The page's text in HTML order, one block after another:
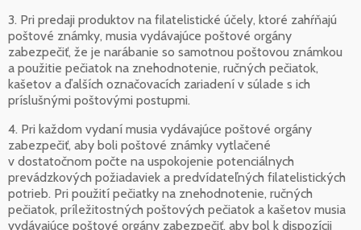
3. Pri predaji produktov na filatelistické účely, ktoré zahŕňajú
poštové známky, musia vydávajúce poštové orgány
zabezpečiť, že je narábanie so samotnou poštovou známkou
a použitie pečiatok na znehodnotenie, ručných pečiatok,
kašetov a ďalších označovacích zariadení v súlade s ich
príslušnými poštovými postupmi.
4. Pri každom vydaní musia vydávajúce poštové orgány
zabezpečiť, aby boli poštové známky vytlačené
v dostatočnom počte na uspokojenie potenciálnych
prevádzkových požiadaviek a predvídateľných filatelistických
potrieb. Pri použití pečiatky na znehodnotenie, ručných
pečiatok, príležitostných poštových pečiatok a kašetov musia
vydávajúce poštové orgány zabezpečiť, aby bol k dispozícii